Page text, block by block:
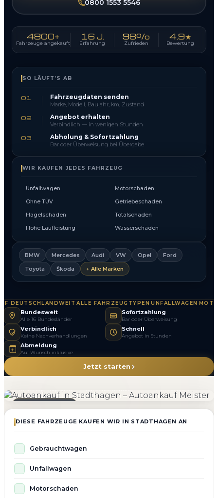
0800 1553 5546
4800+
Fahrzeuge angekauft
16 J.
Erfahrung
98%
Zufrieden
4.9★
Bewertung
SO LÄUFT’S AB
01 Fahrzeugdaten senden
Marke, Modell, Baujahr, km, Zustand
02 Angebot erhalten
Verbindlich — in wenigen Stunden
03 Abholung & Sofortzahlung
Bar oder Überweisung bei Übergabe
WIR KAUFEN JEDES FAHRZEUG
Unfallwagen
Motorschaden
Ohne TÜV
Getriebeschaden
Hagelschaden
Totalschaden
Hohe Laufleistung
Wasserschaden
BMW Mercedes Audi VW Opel
Ford
Toyota
Škoda + Alle Marken
DEUTSCHLANDWEIT·ALLE FAHRZEUGTYPEN·UNFALLWAGEN·
Bundesweit
Alle 16 Bundesländer
Sofortzahlung
Bar oder Überweisung
Verbindlich
Keine Nachverhandlungen
Schnell
Angebot in Stunden
Abmeldung
Auf Wunsch inklusive
Jetzt starten
DIESE FAHRZEUGE KAUFEN WIR IN STADTHAGEN AN
Gebrauchtwagen
Unfallwagen
Motorschaden